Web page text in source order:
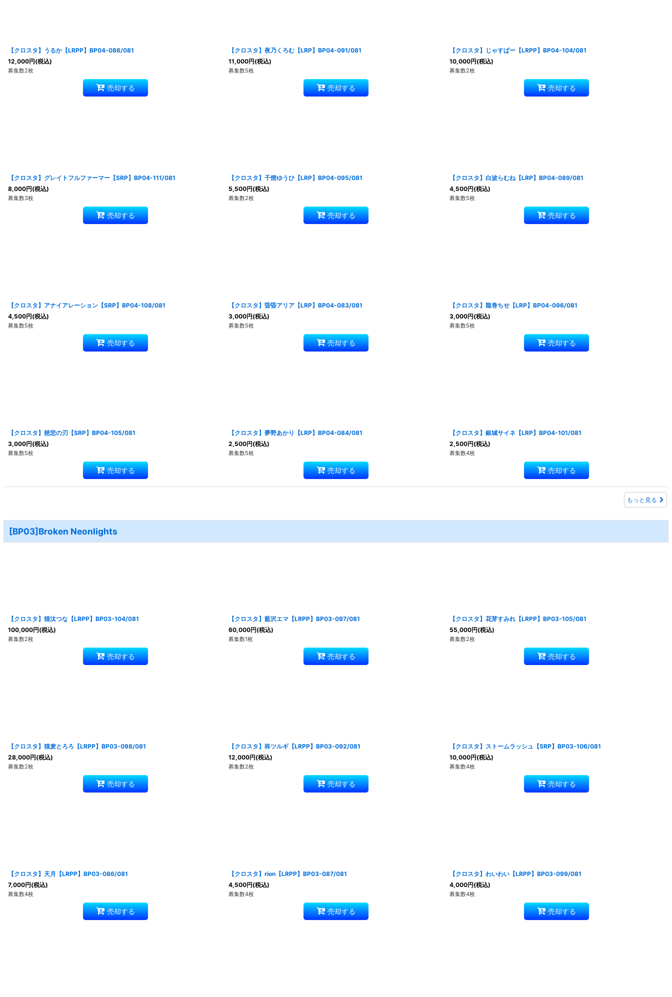
【クロスタ】うるか【LRPP】BP04-086/081
12,000円(税込)
募集数2枚
売却する
【クロスタ】夜乃くろむ【LRP】BP04-091/081
11,000円(税込)
募集数5枚
売却する
【クロスタ】じゃすぱー【LRPP】BP04-104/081
10,000円(税込)
募集数2枚
売却する
【クロスタ】グレイトフルファーマー【SRP】BP04-111/081
8,000円(税込)
募集数3枚
売却する
【クロスタ】千燈ゆうひ【LRP】BP04-095/081
5,500円(税込)
募集数2枚
売却する
【クロスタ】白波らむね【LRP】BP04-089/081
4,500円(税込)
募集数5枚
売却する
【クロスタ】アナイアレーション【SRP】BP04-108/081
4,500円(税込)
募集数5枚
売却する
【クロスタ】昏昏アリア【LRP】BP04-083/081
3,000円(税込)
募集数5枚
売却する
【クロスタ】龍巻ちせ【LRP】BP04-096/081
3,000円(税込)
募集数5枚
売却する
【クロスタ】慈悲の刃【SRP】BP04-105/081
3,000円(税込)
募集数5枚
売却する
【クロスタ】夢野あかり【LRP】BP04-084/081
2,500円(税込)
募集数5枚
売却する
【クロスタ】銀城サイネ【LRP】BP04-101/081
2,500円(税込)
募集数4枚
売却する
もっと見る
[BP03]Broken Neonlights
【クロスタ】猫汰つな【LRPP】BP03-104/081
100,000円(税込)
募集数2枚
売却する
【クロスタ】藍沢エマ【LRPP】BP03-097/081
60,000円(税込)
募集数1枚
売却する
【クロスタ】花芽すみれ【LRPP】BP03-105/081
55,000円(税込)
募集数2枚
売却する
【クロスタ】猫麦とろろ【LRPP】BP03-098/081
28,000円(税込)
募集数2枚
売却する
【クロスタ】柊ツルギ【LRPP】BP03-092/081
12,000円(税込)
募集数2枚
売却する
【クロスタ】ストームラッシュ【SRP】BP03-106/081
10,000円(税込)
募集数4枚
売却する
【クロスタ】天月【LRPP】BP03-086/081
7,000円(税込)
募集数4枚
売却する
【クロスタ】rion【LRPP】BP03-087/081
4,500円(税込)
募集数4枚
売却する
【クロスタ】わいわい【LRPP】BP03-099/081
4,000円(税込)
募集数4枚
売却する